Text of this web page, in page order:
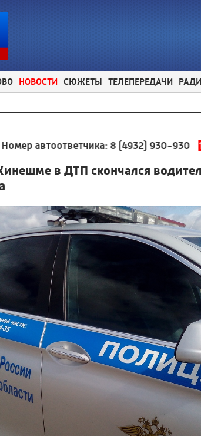
НОВОСТИ СЮЖЕТЫ ТЕЛЕПЕРЕДАЧИ
8 (4932) 930-930 13:02
в ДТП скончался